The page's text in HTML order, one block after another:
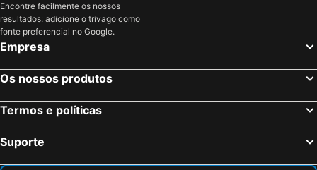
Encontre facilmente os nossos
resultados: adicione o trivago como
fonte preferencial no Google.
Empresa
Os nossos produtos
Termos e políticas
Suporte